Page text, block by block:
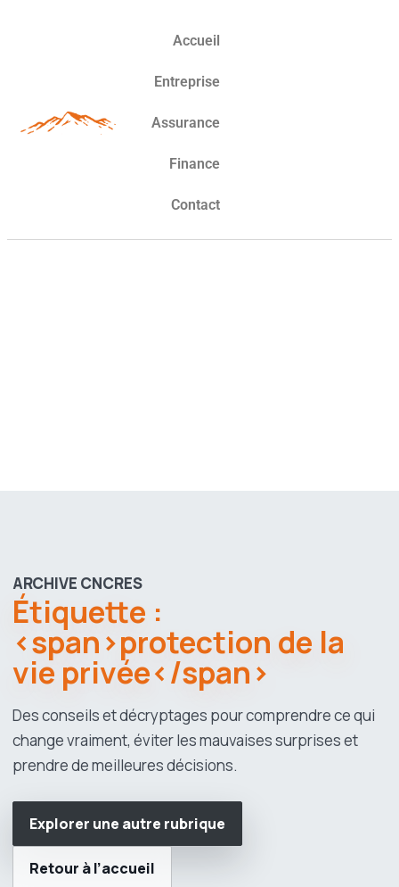
Accueil
Entreprise
Assurance
Finance
Contact
ARCHIVE CNCRES
Étiquette :
<span>protection de la
vie privée</span>
Des conseils et décryptages pour comprendre ce qui
change vraiment, éviter les mauvaises surprises et
prendre de meilleures décisions.
Explorer une autre rubrique
Retour à l’accueil